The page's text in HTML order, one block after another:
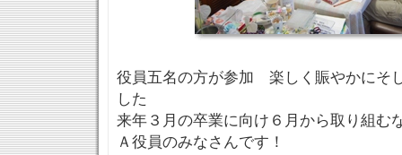
役員五名の方が参加 楽しく賑やかにそ
した
来年３月の卒業に向け６月から取り組
Ａ役員のみなさんです！